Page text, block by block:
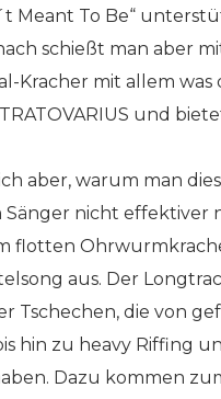
Meant To Be“
schießt man aber
Kracher mit allem
und
aber, warum man
Sänger nicht effektiver
flotten
aus. Der
Tschechen, die von
hin zu heavy Riffing
Dazu kommen